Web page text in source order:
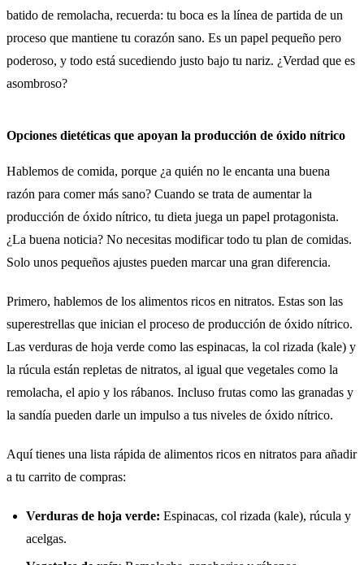
batido de remolacha, recuerda: tu boca es la línea de partida de un
proceso que mantiene tu corazón sano. Es un papel pequeño pero
poderoso, y todo está sucediendo justo bajo tu nariz. ¿Verdad que es
asombroso?
Opciones dietéticas que apoyan la producción de óxido nítrico
Hablemos de comida, porque ¿a quién no le encanta una buena
razón para comer más sano? Cuando se trata de aumentar la
producción de óxido nítrico, tu dieta juega un papel protagonista.
¿La buena noticia? No necesitas modificar todo tu plan de comidas.
Solo unos pequeños ajustes pueden marcar una gran diferencia.
Primero, hablemos de los alimentos ricos en nitratos. Estas son las
superestrellas que inician el proceso de producción de óxido nítrico.
Las verduras de hoja verde como las espinacas, la col rizada (kale) y
la rúcula están repletas de nitratos, al igual que vegetales como la
remolacha, el apio y los rábanos. Incluso frutas como las granadas y
la sandía pueden darle un impulso a tus niveles de óxido nítrico.
Aquí tienes una lista rápida de alimentos ricos en nitratos para añadir
a tu carrito de compras:
Verduras de hoja verde: Espinacas, col rizada (kale), rúcula y
acelgas.